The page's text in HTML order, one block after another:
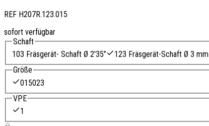
REF H207R.123.015
sofort verfügbar
Schaft
103 Fräsgerät- Schaft Ø 2'35”
123 Fräsgerät-Schaft Ø 3 mm
Größe
015023
VPE
1